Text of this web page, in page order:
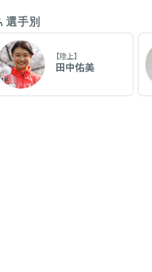
選手別
【陸上】
田中佑美